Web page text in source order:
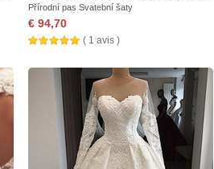
Přírodní pas Svatební šaty
€ 94,70
( 1 avis )